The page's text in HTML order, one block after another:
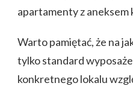
apartamenty z aneksem
Warto pamiętać, że na
tylko standard
konkretnego lokalu